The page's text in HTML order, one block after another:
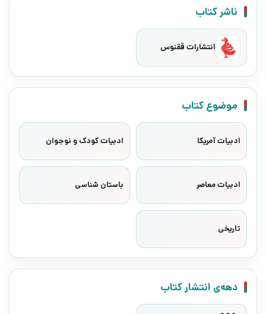
ناشر کتاب
انتشارات ققنوس
موضوع کتاب
ادبیات آمریکا ادبیات کودک و نوجوان
ادبیات معاصر باستان شناسی
تاریخی
دهه‌ی انتشار کتاب